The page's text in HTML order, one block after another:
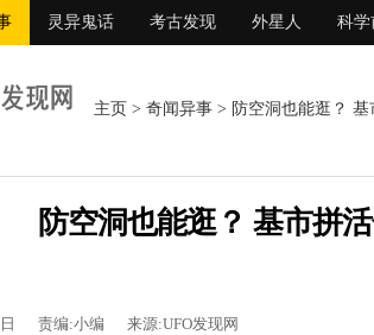
灵异鬼话 考古发现 外星人 科学
主页 > 奇闻异事 > 防空洞也能逛？
防空洞也能逛？ 基市拼
责编:小编 来源:UFO发现网